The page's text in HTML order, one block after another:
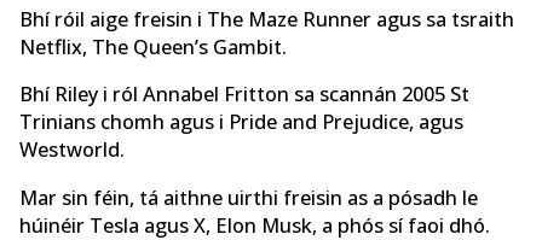
Bhí róil aige freisin i The Maze Runner agus sa tsraith
Netflix, The Queen’s Gambit.
Bhí Riley i ról Annabel Fritton sa scannán 2005 St
Trinians chomh agus i Pride and Prejudice, agus
Westworld.
Mar sin féin, tá aithne uirthi freisin as a pósadh le
húinéir Tesla agus X, Elon Musk, a phós sí faoi dhó.